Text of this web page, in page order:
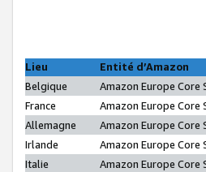
Lieu
Entité d’Amazon
Belgique
Amazon Europe Core
France
Amazon Europe Core
Allemagne
Amazon Europe Core
Irlande
Amazon Europe Core
Italie
Amazon Europe Core